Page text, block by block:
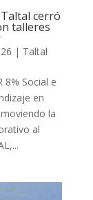
Taltal cerró
talleres
| Taltal
8% Social e
en
la
al